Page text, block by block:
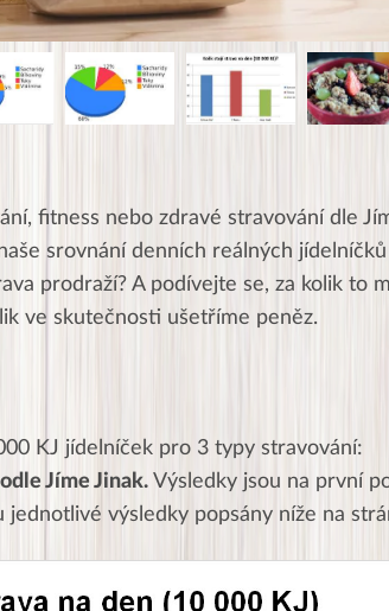
fitness nebo zdravé stravování dle
srovnání denních reálných
prodraží? A podívejte se, za kolik to
ve skutečnosti ušetříme peněz.
KJ jídelníček pro 3 typy stravování:
Jíme Jinak. Výsledky jsou na první
výsledky popsány níže na
J
Jana
Moc Vám všem děkuji za
obzvlášť velké poděkování,